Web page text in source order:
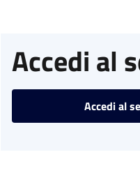
Accedi al
Accedi al